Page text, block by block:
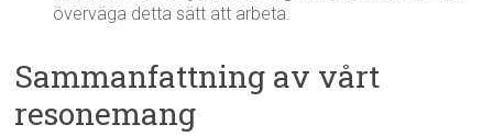
överväga detta sätt att arbeta.
Sammanfattning av vårt
resonemang